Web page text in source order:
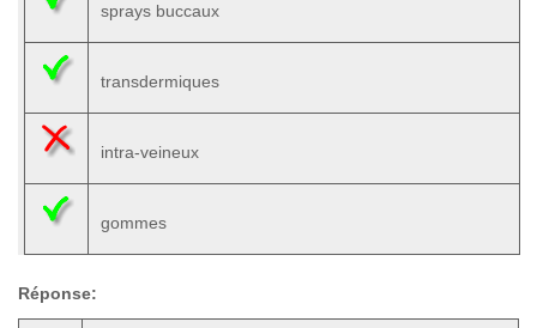
sprays buccaux
transdermiques
intra-veineux
gommes
Réponse: